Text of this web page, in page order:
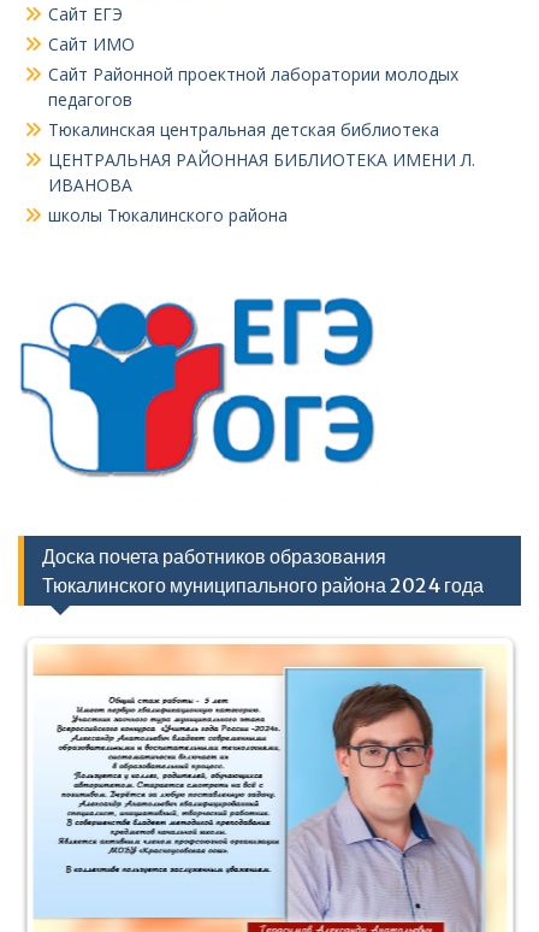
Сайт ЕГЭ
Сайт ИМО
Сайт Районной проектной лаборатории молодых
педагогов
Тюкалинская центральная детская библиотека
ЦЕНТРАЛЬНАЯ РАЙОННАЯ БИБЛИОТЕКА ИМЕНИ Л.
ИВАНОВА
школы Тюкалинского района
Доска почета работников образования
Тюкалинского муниципального района 2024 года